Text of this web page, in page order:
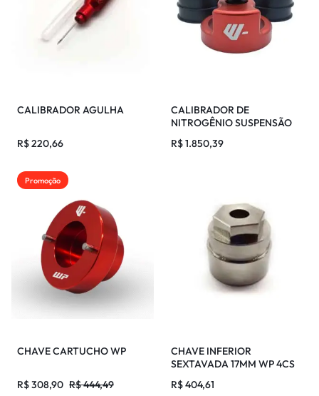
CALIBRADOR AGULHA
R$220,66
CALIBRADOR DE
NITROGÊNIO SUSPENSÃO
R$1.850,39
Promoção
CHAVE CARTUCHO WP
R$444,49
R$308,90
CHAVE INFERIOR
SEXTAVADA 17MM WP 4CS
R$404,61